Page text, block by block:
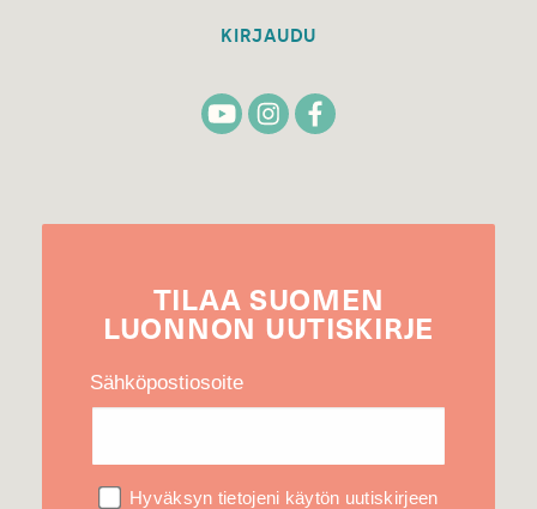
KIRJAUDU
TILAA SUOMEN
LUONNON UUTIS­KIRJE
Sähköpostiosoite
Hyväksyn tietojeni käytön uutiskirjeen